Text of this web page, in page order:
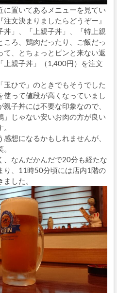
に置いてあるメニューを見てい
文決まりましたらどうぞー』
丼」、「上親子丼」、「特上親
ろ、鶏肉だったり、ご飯だっ
て、とちょっとピンと来ない返
上親子丼」（1,400円）を注文
玉ひで」のときでもそうでした
使って値段が高くなっていまし
子丼には不要な印象なので、
」じゃない安いお肉の方が良い
想になるかもしれませんが、
、なんだかんだで20分も経たな
り、11時50分頃には店内1階の
した。